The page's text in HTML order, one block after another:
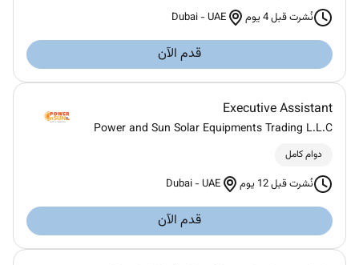
نُشرت قبل 4 يوم Dubai -UAE
قدم الآن
Executive Assistant
Power and Sun Solar Equipments Trading L.L.C
دوام كامل
نُشرت قبل 12 يوم Dubai -UAE
قدم الآن